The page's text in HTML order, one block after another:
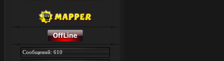
Сообщений: 610